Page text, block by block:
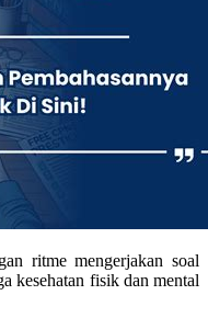
ritme mengerjakan soal
kesehatan fisik dan mental